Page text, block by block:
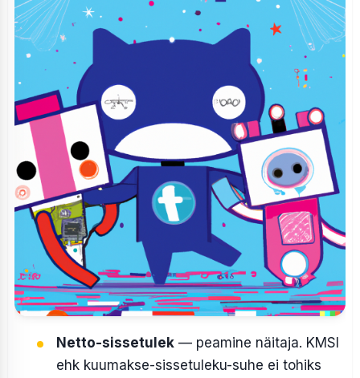
Netto-sissetulek— peamine näitaja. KMSI
ehk kuumakse-sissetuleku-suhe ei tohiks